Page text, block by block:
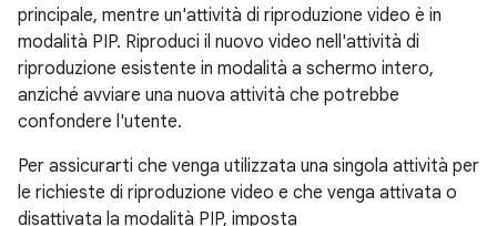
principale, mentre un'attività di riproduzione video è in
modalità PIP. Riproduci il nuovo video nell'attività di
riproduzione esistente in modalità a schermo intero,
anziché avviare una nuova attività che potrebbe
confondere l'utente.
Per assicurarti che venga utilizzata una singola attività per
le richieste di riproduzione video e che venga attivata o
disattivata la modalità PIP, imposta